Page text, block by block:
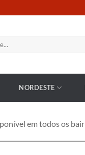
NORDESTE
em todos os